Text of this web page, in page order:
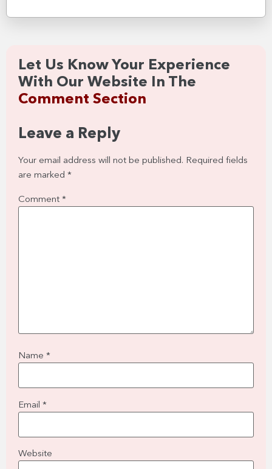
Let Us Know Your Experience
With Our Website In The
Comment Section
Leave a Reply
Your email address will not be published. Required fields
are marked *
Comment *
Name *
Email *
Website